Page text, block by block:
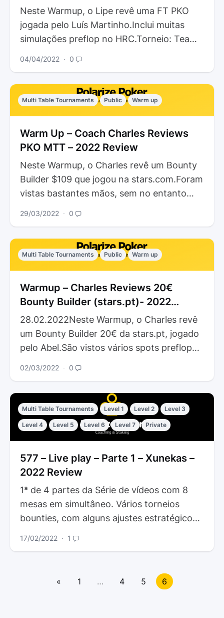
Neste Warmup, o Lipe revê uma FT PKO
jogada pelo Luís Martinho.Inclui muitas
simulações preflop no HRC.Torneio: Tea
04/04/2022 ∙ 0
Multi Table Tournaments Public Warm up
Warm Up – Coach Charles Reviews
PKO MTT – 2022 Review
Neste Warmup, o Charles revê um Bounty
Builder $109 que jogou na stars.com.Foram
vistas bastantes mãos, sem no entanto
29/03/2022 ∙ 0
Multi Table Tournaments Public Warm up
Warmup – Charles Reviews 20€
Bounty Builder (stars.pt)- 2022
Review
28.02.2022Neste Warmup, o Charles revê
um Bounty Builder 20€ da stars.pt, jogado
pelo Abel.São vistos vários spots preflop
02/03/2022 ∙ 0
Multi Table Tournaments Level 1 Level 2 Level 3
Level 4 Level 5 Level 6 Level 7 Private
577 – Live play – Parte 1 – Xunekas –
2022 Review
1ª de 4 partes da Série de vídeos com 8
mesas em simultâneo. Vários torneios
bounties, com alguns ajustes estratégicos.
17/02/2022 ∙ 1
navigation
« 1 … 4 5 6